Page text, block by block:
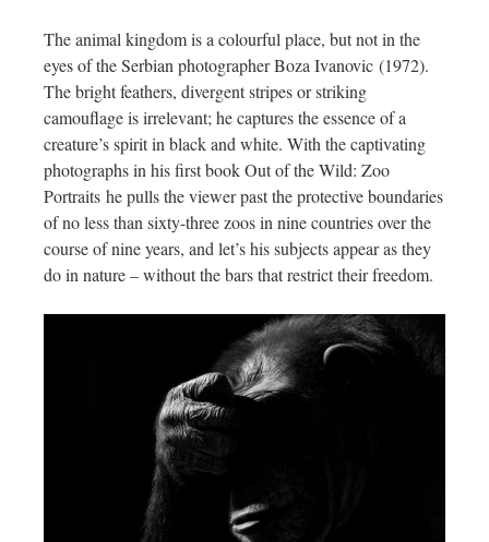
The animal kingdom is a colourful place, but not in the
eyes of the Serbian photographer Boza Ivanovic (1972).
The bright feathers, divergent stripes or striking
camouflage is irrelevant; he captures the essence of a
creature’s spirit in black and white. With the captivating
photographs in his first book Out of the Wild: Zoo
Portraits he pulls the viewer past the protective boundaries
of no less than sixty-three zoos in nine countries over the
course of nine years, and let’s his subjects appear as they
do in nature – without the bars that restrict their freedom.